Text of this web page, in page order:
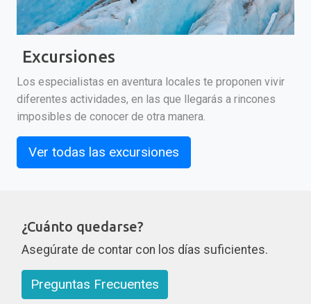
Excursiones
Los especialistas en aventura locales te proponen vivir
diferentes actividades, en las que llegarás a rincones
imposibles de conocer de otra manera.
Ver todas las excursiones
¿Cuánto quedarse?
Asegúrate de contar con los días suficientes.
Preguntas Frecuentes